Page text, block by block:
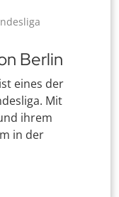
Berlin
eines der
Mit
ihrem
in der